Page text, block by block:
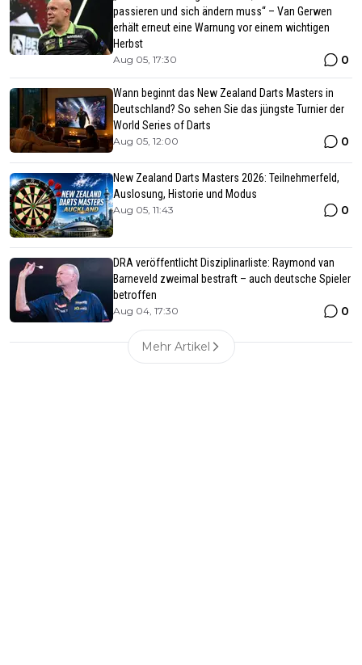
passieren und sich ändern muss“ – Van Gerwen
erhält erneut eine Warnung vor einem wichtigen
Herbst
Aug 05, 17:30 0
Wann beginnt das New Zealand Darts Masters in
Deutschland? So sehen Sie das jüngste Turnier der
World Series of Darts
Aug 05, 12:00 0
New Zealand Darts Masters 2026: Teilnehmerfeld,
Auslosung, Historie und Modus
Aug 05, 11:43 0
DRA veröffentlicht Disziplinarliste: Raymond van
Barneveld zweimal bestraft – auch deutsche Spieler
betroffen
Aug 04, 17:30 0
Mehr Artikel